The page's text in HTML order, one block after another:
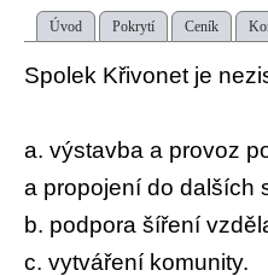
Úvod Pokrytí Ceník
Spolek Křivonet je
a. výstavba a provoz
a propojení do dalších
b. podpora šíření
c. vytváření komunity.